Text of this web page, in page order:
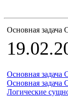
Основная
Основная
Основная задача
Логические